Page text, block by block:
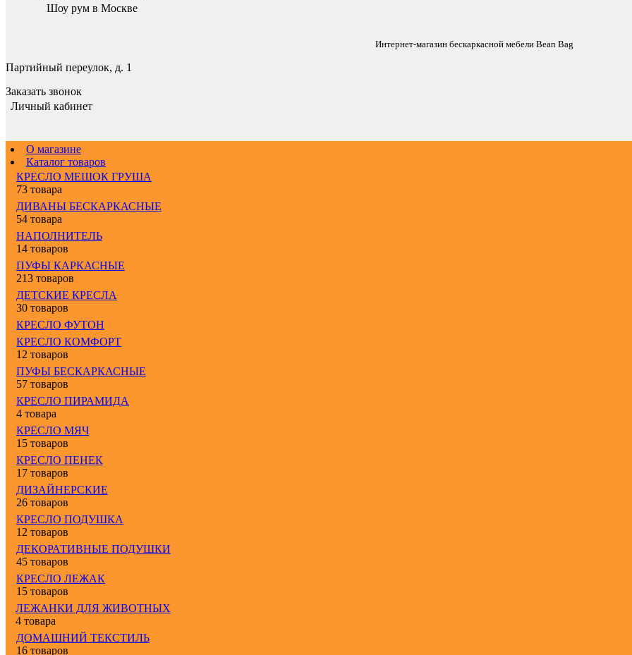
Шоу рум в Москве
Интернет-магазин бескаркасной мебели Bean Bag
Партийный переулок, д. 1
Заказать звонок
Личный кабинет
О магазине
Каталог товаров
КРЕСЛО МЕШОК ГРУША
73 товара
ДИВАНЫ БЕСКАРКАСНЫЕ
54 товара
НАПОЛНИТЕЛЬ
14 товаров
ПУФЫ КАРКАСНЫЕ
213 товаров
ДЕТСКИЕ КРЕСЛА
30 товаров
КРЕСЛО ФУТОН
КРЕСЛО КОМФОРТ
12 товаров
ПУФЫ БЕСКАРКАСНЫЕ
57 товаров
КРЕСЛО ПИРАМИДА
4 товара
КРЕСЛО МЯЧ
15 товаров
КРЕСЛО ПЕНЕК
17 товаров
ДИЗАЙНЕРСКИЕ
26 товаров
КРЕСЛО ПОДУШКА
12 товаров
ДЕКОРАТИВНЫЕ ПОДУШКИ
45 товаров
КРЕСЛО ЛЕЖАК
15 товаров
ЛЕЖАНКИ ДЛЯ ЖИВОТНЫХ
4 товара
ДОМАШНИЙ ТЕКСТИЛЬ
16 товаров